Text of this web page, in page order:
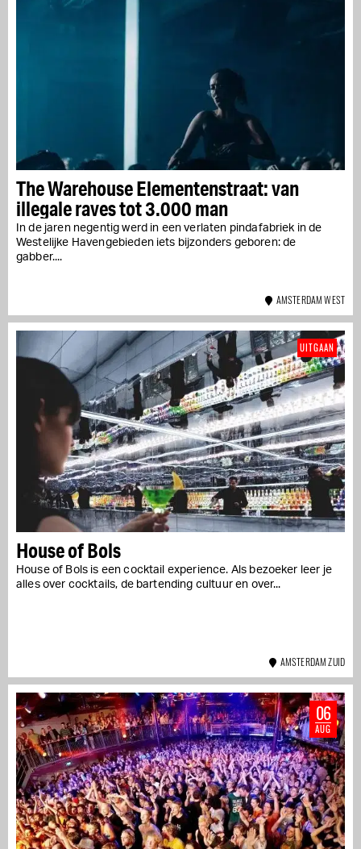
The Warehouse Elementenstraat: van
illegale raves tot 3.000 man
In de jaren negentig werd in een verlaten pindafabriek in de
Westelijke Havengebieden iets bijzonders geboren: de
gabber....
AMSTERDAM WEST
House of Bols
House of Bols is een cocktail experience. Als bezoeker leer je
alles over cocktails, de bartending cultuur en over...
UITGAAN
AMSTERDAM ZUID
06
AUG